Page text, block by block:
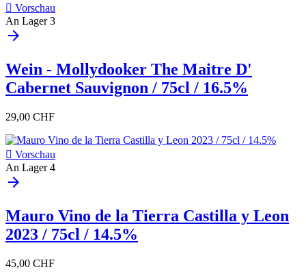
 Vorschau
An Lager 3
arrow_forward
Wein - Mollydooker The Maitre D'
Cabernet Sauvignon / 75cl / 16.5%
29,00 CHF
 Vorschau
An Lager 4
arrow_forward
Mauro Vino de la Tierra Castilla y Leon
2023 / 75cl / 14.5%
45,00 CHF